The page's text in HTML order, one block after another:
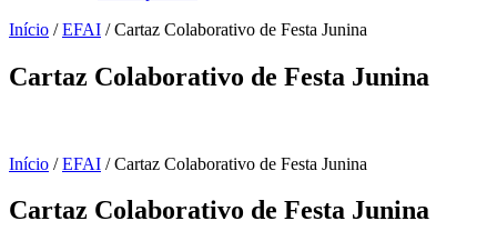
Início /EFAI / Cartaz Colaborativo de Festa Junina
Cartaz Colaborativo de Festa Junina
Início /EFAI / Cartaz Colaborativo de Festa Junina
Cartaz Colaborativo de Festa Junina